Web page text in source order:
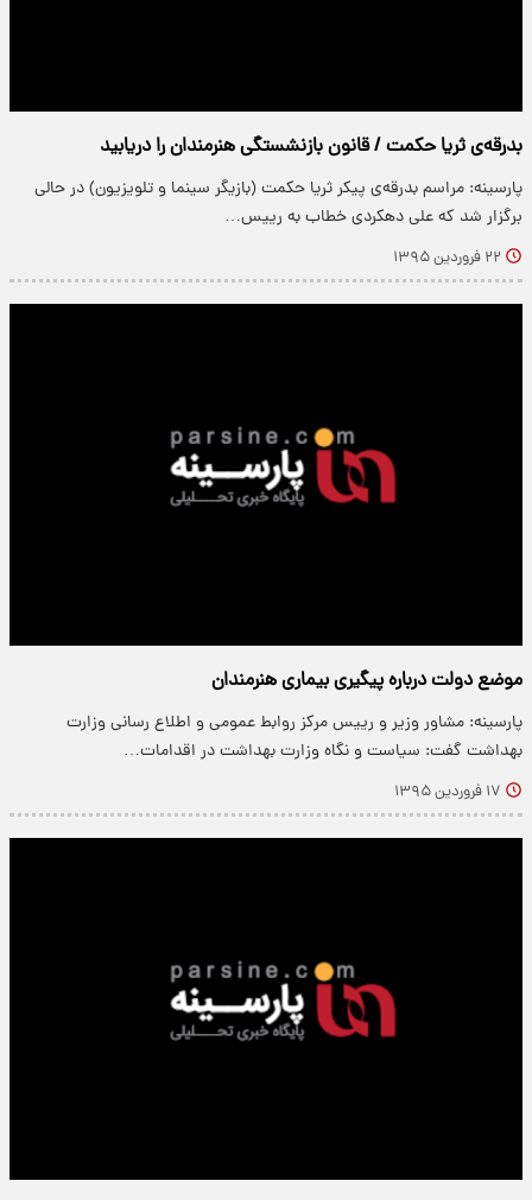
بدرقه‌ی ثریا حکمت / قانون بازنشستگی هنرمندان را دریابید
پارسینه: مراسم بدرقه‌ی پیکر ثریا حکمت (بازیگر سینما و تلویزیون) در حالی
برگزار شد که علی دهکردی خطاب به رییس…
۲۲ فروردین ۱۳۹۵
موضع دولت درباره پیگیری بیماری هنرمندان
پارسینه: مشاور وزیر و رییس مرکز روابط عمومی و اطلاع رسانی وزارت
بهداشت گفت: سیاست و نگاه وزارت بهداشت در اقدامات…
۱۷ فروردین ۱۳۹۵